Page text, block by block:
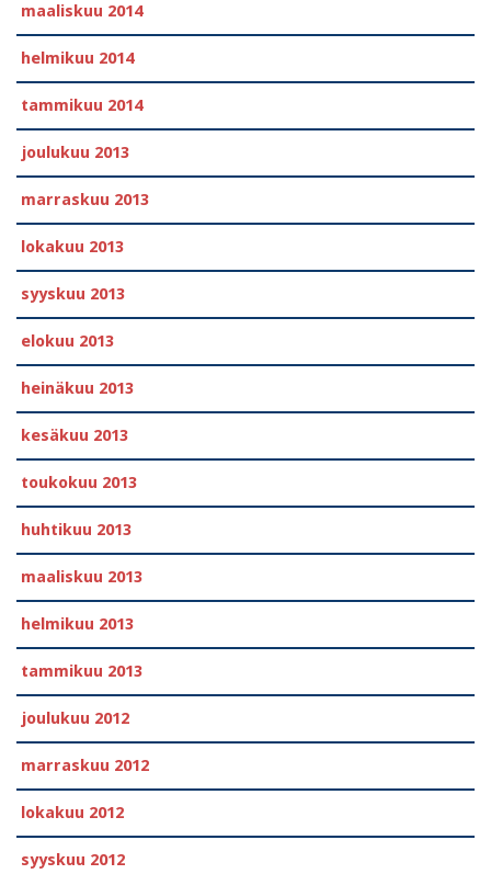
maaliskuu 2014
helmikuu 2014
tammikuu 2014
joulukuu 2013
marraskuu 2013
lokakuu 2013
syyskuu 2013
elokuu 2013
heinäkuu 2013
kesäkuu 2013
toukokuu 2013
huhtikuu 2013
maaliskuu 2013
helmikuu 2013
tammikuu 2013
joulukuu 2012
marraskuu 2012
lokakuu 2012
syyskuu 2012